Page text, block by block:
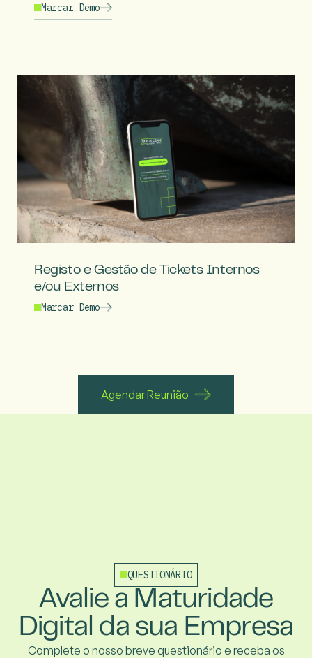
Marcar Demo
Registo e Gestão de Tickets Internos
e/ou Externos
Marcar Demo
Agendar Reunião
QUESTIONÁRIO
Avalie a Maturidade
Digital da sua Empresa
Complete o nosso breve questionário e receba os